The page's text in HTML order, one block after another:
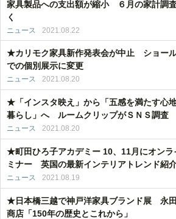
家具製品への支出額が縮小 ６月の家計調
く
ニュース 2021.08.22
★カリモク家具新作発表会が中止 ショー
での個別展示に変更
ニュース 2021.08.20
★「インスタ映え」から「五感を満たす心
暮らし」へ ルームクリップがＳＮＳ調査
ニュース 2021.08.20
★町田ひろ子アカデミー 10、11月にオンラ
ミナー 英国の最新インテリアトレンド紹
ニュース 2021.08.19
★日本橋三越で神戸洋家具ブランド展 永
商店「150年の歴史とこれから」